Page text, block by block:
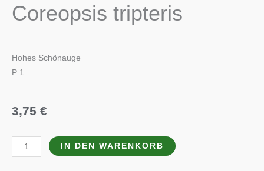
Coreopsis tripteris
Hohes Schönauge
P 1
3,75 €
Coreopsis
tripteris
IN DEN WARENKORB